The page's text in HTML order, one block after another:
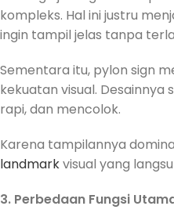
kompleks. Hal ini justru
ingin tampil jelas tanpa
Sementara itu, pylon sign
kekuatan visual. Desainnya
rapi, dan mencolok.
Karena tampilannya
landmarkvisual yang
3. Perbedaan Fungsi